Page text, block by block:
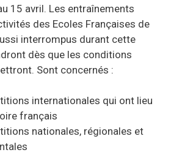
15 avril. Les entraînements
des Ecoles Françaises de
interrompus durant cette
dès que les conditions
Sont concernés :
internationales qui ont lieu
français
nationales, régionales et